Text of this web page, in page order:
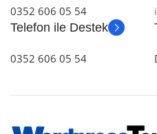
0352 606 05 54
Telefon ile Destek
0352 606 05 54